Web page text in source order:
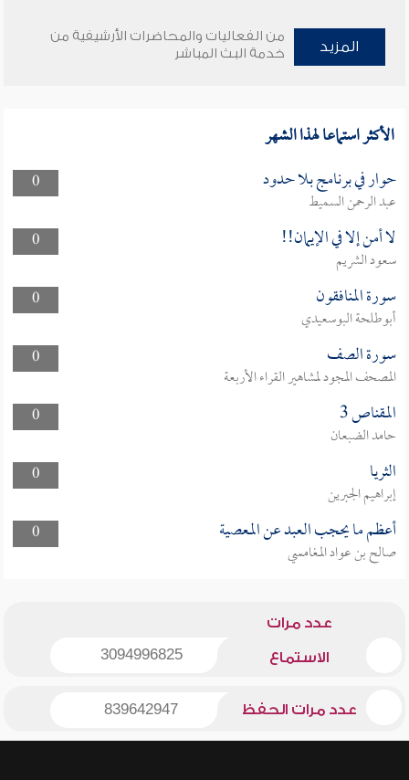
المزيد
من الفعاليات والمحاضرات الأرشيفية من
خدمة البث المباشر
الأكثر استماعا لهذا الشهر
0 حوار في برنامج بلا حدود
عبد الرحمن السميط
0
لا أمن إلا في الإيمان!!
سعود الشريم
0
سورة المنافقون
أبوطلحة البوسعيدي
0
سورة الصف
المصحف المجود لمشاهير القراء الأربعة
0
المقناص 3
حامد الضبعان
0
الثريا
إبراهيم الجبرين
0
أعظم ما يحجب العبد عن المعصية
صالح بن عواد المغامسي
عدد مرات
الاستماع 3094996825
عدد مرات الحفظ 839642947